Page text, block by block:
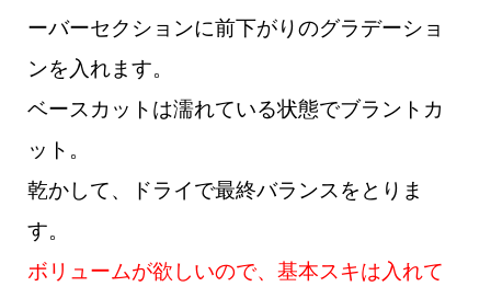
ーバーセクションに前下がりのグラデーショ
ンを入れます。
ベースカットは濡れている状態でブラントカ
ット。
乾かして、ドライで最終バランスをとりま
す。
ボリュームが欲しいので、基本スキは入れて